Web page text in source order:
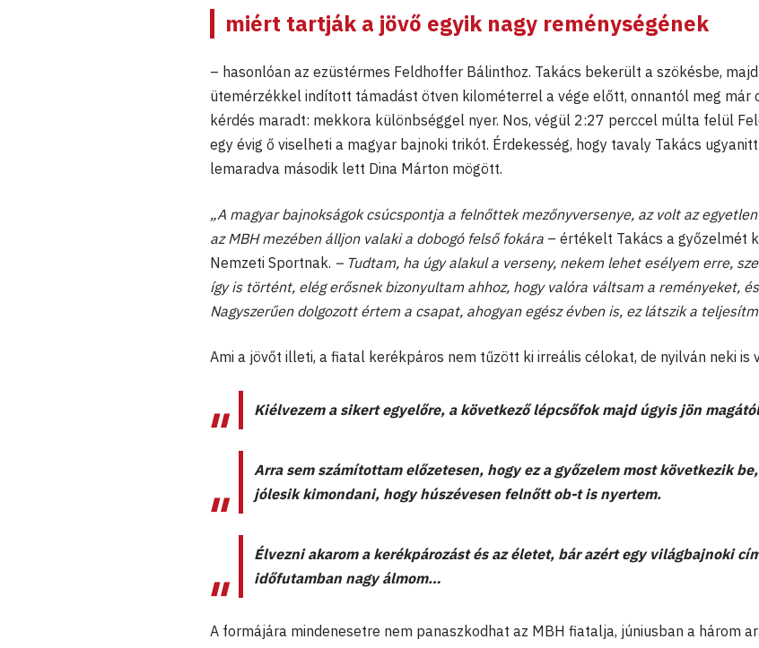
miért tartják a jövő egyik nagy reménységének
– hasonlóan az ezüstérmes Feldhoffer Bálinthoz. Takács bekerült a szökésbe,
ütemérzékkel indított támadást ötven kilométerrel a vége előtt, onnantól meg már
kérdés maradt: mekkora különbséggel nyer. Nos, végül 2:27 perccel múlta felül
egy évig ő viselheti a magyar bajnoki trikót. Érdekesség, hogy tavaly Takács
lemaradva második lett Dina Márton mögött.
„A magyar bajnokságok csúcspontja a felnőttek mezőnyversenye, az volt az
az MBH mezében álljon valaki a dobogó felső fokára – értékelt Takács a győzelmét
Nemzeti Sportnak. – Tudtam, ha úgy alakul a verseny, nekem lehet esélyem erre,
így is történt, elég erősnek bizonyultam ahhoz, hogy valóra váltsam a reményeket,
Nagyszerűen dolgozott értem a csapat, ahogyan egész évben is, ez látszik a
Ami a jövőt illeti, a fiatal kerékpáros nem tűzött ki irreális célokat, de nyilván neki is
Kiélvezem a sikert egyelőre, a következő lépcsőfok majd úgyis jön
Arra sem számítottam előzetesen, hogy ez a győzelem most következik
jólesik kimondani, hogy húszévesen felnőtt ob-t is nyertem.
Élvezni akarom a kerékpározást és az életet, bár azért egy világbajnoki
időfutamban nagy álmom…
A formájára mindenesetre nem panaszkodhat az MBH fiatalja, júniusban a három